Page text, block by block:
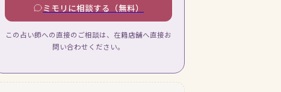
ミモリに相談する（無料）
この占い師への直接のご相談は、在籍店舗へ直接お
問い合わせください。